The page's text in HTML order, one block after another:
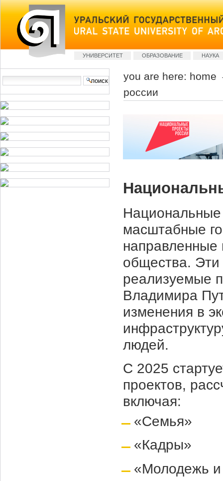
Skip
to
content
Sections
УНИВЕРСИТЕТ ОБРАЗОВАНИЕ НАУКА
search…
you are here: home
россии
Национальные
масштабные
общества. Эти
реализуемые
Владимира
изменения в
людей.
С 2025
проектов,
включая:
«Семья»
«Кадры»
«Молодежь и